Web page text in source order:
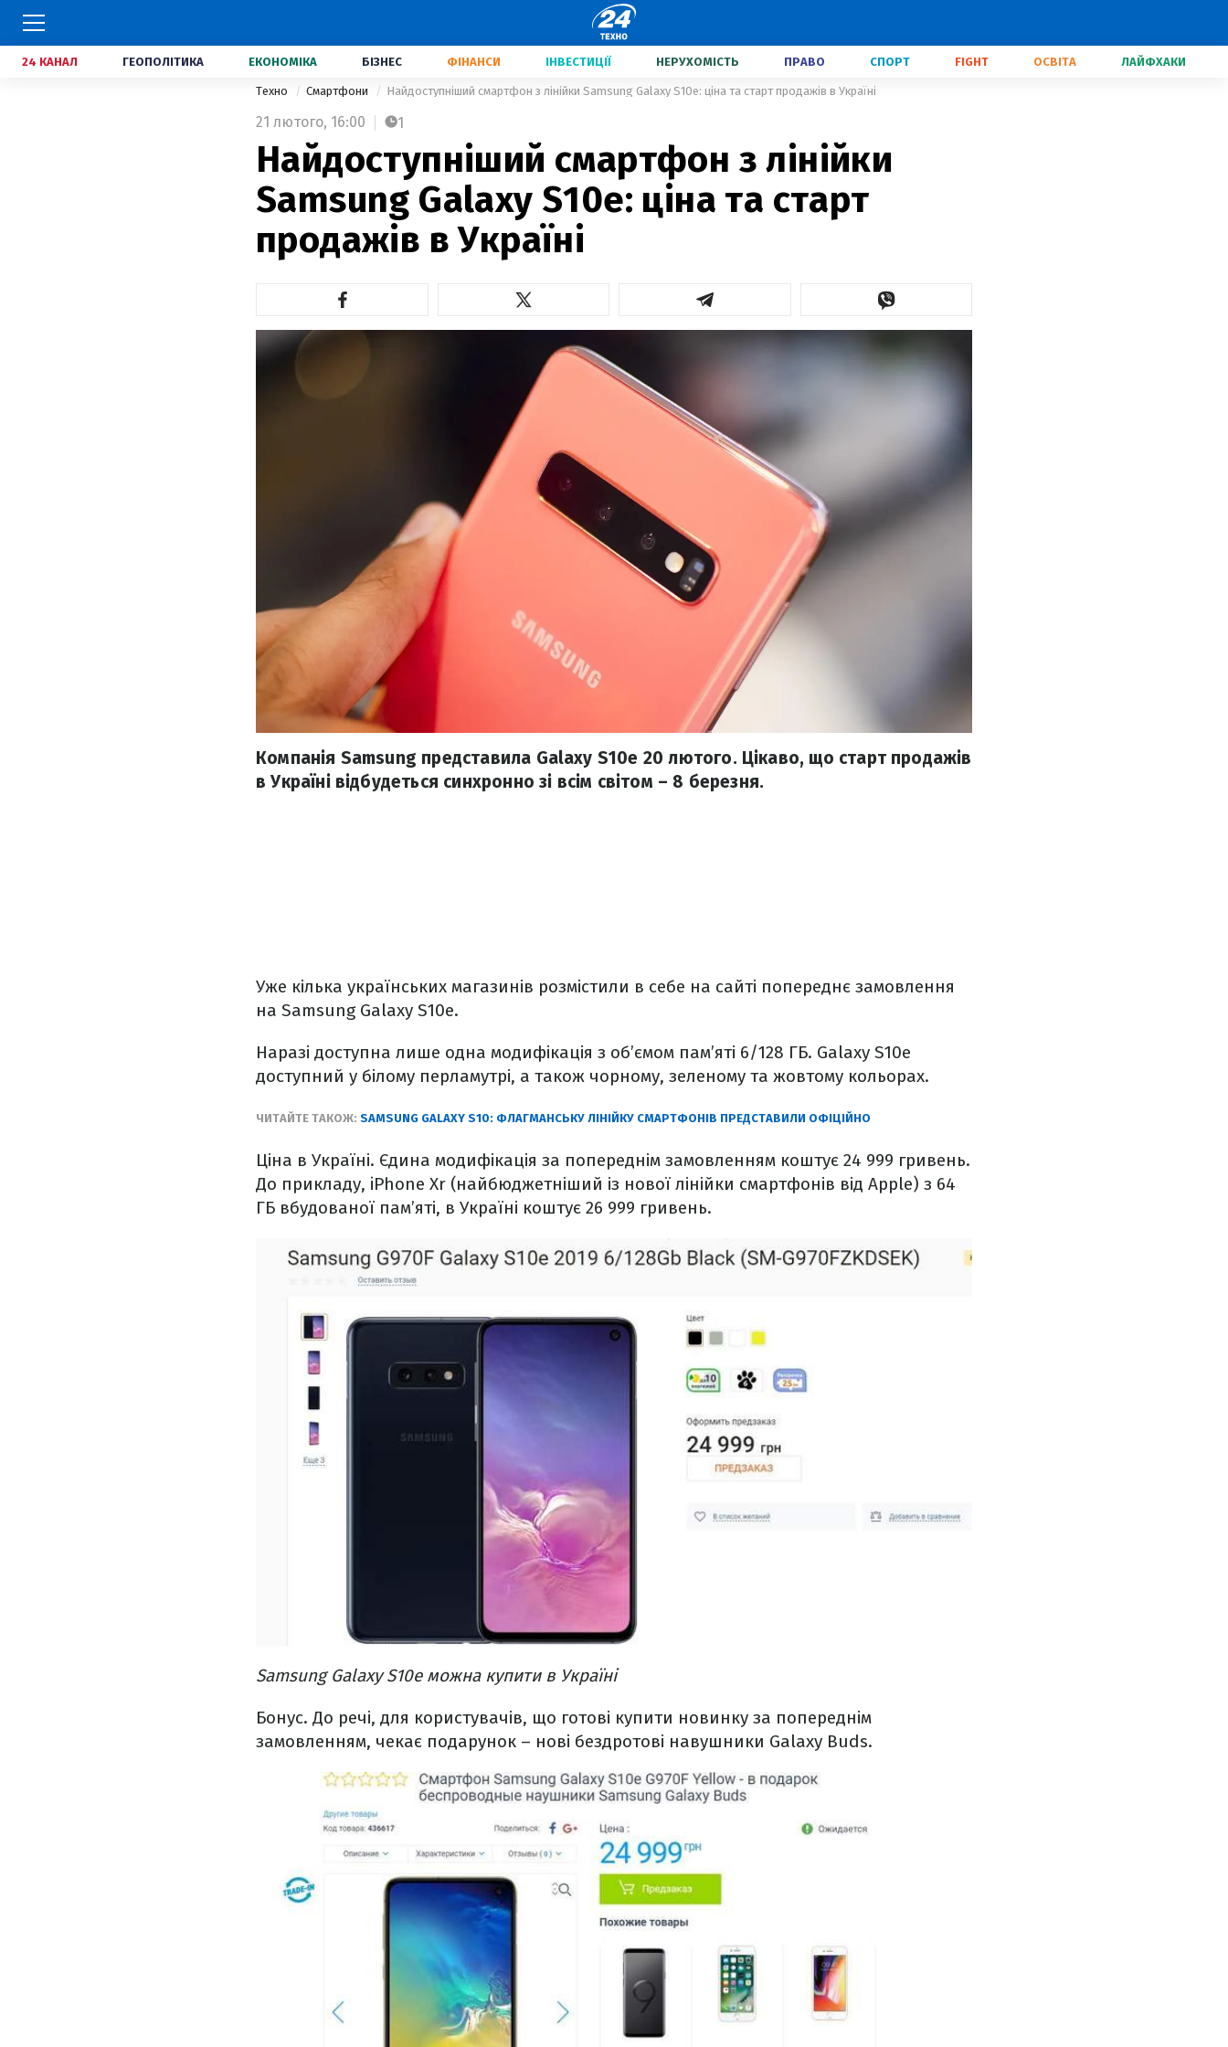
24 КАНАЛ ГЕОПОЛІТИКА ЕКОНОМІКА БІЗНЕС ФІНАНСИ ІНВЕСТИЦІЇ НЕРУХОМІСТЬ ПРАВО СПОРТ FIGHT ОСВІТА ЛАЙФХАКИ
Техно Смартфони Найдоступніший смартфон з лінійки Samsung Galaxy S10е: ціна та старт продажів в Україні
21 лютого, 16:00 1
Найдоступніший смартфон з лінійки
Samsung Galaxy S10е: ціна та старт
продажів в Україні
Компанія Samsung представила Galaxy S10e 20 лютого. Цікаво, що старт продажів
в Україні відбудеться синхронно зі всім світом – 8 березня.
Уже кілька українських магазинів розмістили в себе на сайті попереднє замовлення
на Samsung Galaxy S10e.
Наразі доступна лише одна модифікація з об’ємом пам’яті 6/128 ГБ. Galaxy S10e
доступний у білому перламутрі, а також чорному, зеленому та жовтому кольорах.
ЧИТАЙТЕ ТАКОЖ: SAMSUNG GALAXY S10: ФЛАГМАНСЬКУ ЛІНІЙКУ СМАРТФОНІВ ПРЕДСТАВИЛИ ОФІЦІЙНО
Ціна в Україні. Єдина модифікація за попереднім замовленням коштує 24 999 гривень.
До прикладу, iPhone Xr (найбюджетніший із нової лінійки смартфонів від Apple) з 64
ГБ вбудованої пам’яті, в Україні коштує 26 999 гривень.
Samsung Galaxy S10e можна купити в Україні
Бонус. До речі, для користувачів, що готові купити новинку за попереднім
замовленням, чекає подарунок – нові бездротові навушники Galaxy Buds.